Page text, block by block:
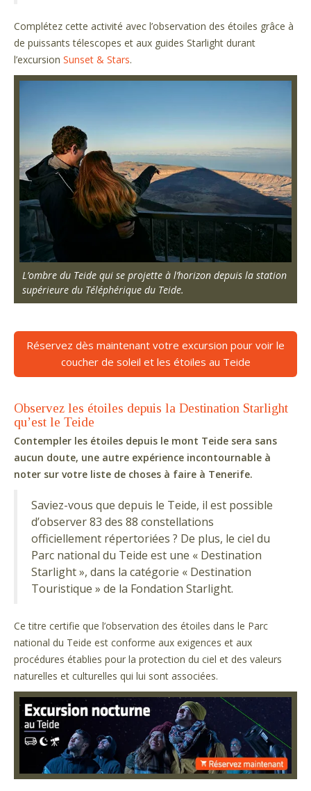
Complétez cette activité avec l’observation des étoiles grâce à
de puissants télescopes et aux guides Starlight durant
l’excursion Sunset & Stars.
L’ombre du Teide qui se projette à l’horizon depuis la station
supérieure du Téléphérique du Teide.
Réservez dès maintenant votre excursion pour voir le
coucher de soleil et les étoiles au Teide
Observez les étoiles depuis la Destination Starlight
qu’est le Teide
Contempler les étoiles depuis le mont Teide sera sans
aucun doute, une autre expérience incontournable à
noter sur votre liste de choses à faire à Tenerife.
Saviez-vous que depuis le Teide, il est possible
d’observer 83 des 88 constellations
officiellement répertoriées ? De plus, le ciel du
Parc national du Teide est une « Destination
Starlight », dans la catégorie « Destination
Touristique » de la Fondation Starlight.
Ce titre certifie que l’observation des étoiles dans le Parc
national du Teide est conforme aux exigences et aux
procédures établies pour la protection du ciel et des valeurs
naturelles et culturelles qui lui sont associées.